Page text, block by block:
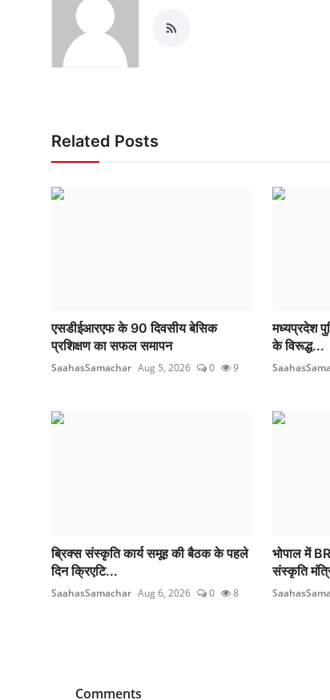
Related Posts
एसडीईआरएफ के 90 दिवसीय बेसिक
प्रशिक्षण का सफल समापन
SaahasSamachar Aug 5, 2026 0 9
मध्यप्रदेश
के विरूद्ध...
ब्रिक्स संस्कृति कार्य समूह की बैठक के पहले
दिन क्रिएटि...
SaahasSamachar Aug 6, 2026 0 8
भोपाल में
संस्कृति
Comments